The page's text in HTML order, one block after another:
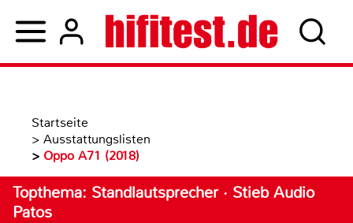
Startseite
> Ausstattungslisten
> Oppo A71 (2018)
Topthema: Standlautsprecher · Stieb Audio
Patos